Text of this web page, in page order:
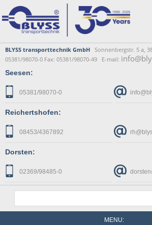
BLYSS transporttechnik GmbH Sonnenbergstr. 5 a,
05381/98070-0 Fax: 05381/98070-49 E-mail:
Seesen:
05381/98070-0
Reichertshofen:
08453/4367892
Dorsten:
02369/98485-0
MENU: